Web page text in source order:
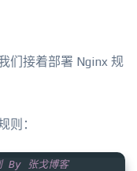
们接着部署 Nginx 规
则：
By 张戈博客